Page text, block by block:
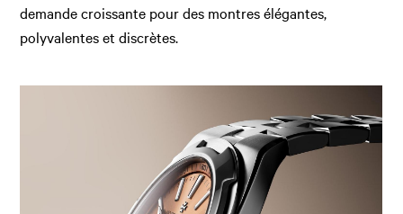
demande croissante pour des montres élégantes,
polyvalentes et discrètes.